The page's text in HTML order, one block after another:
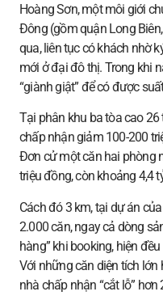
Hoàng Sơn, một môi giới
Đông (gồm quận Long
qua, liên tục có khách nhờ
mới ở đại đô thị. Trong khi
“giành giật” để có được
Tại phân khu ba tòa cao
chấp nhận giảm 100-200
Đơn cử một căn hai phòng
triệu đồng, còn khoảng 4,4
Cách đó 3 km, tại dự án
2.000 căn, ngay cả dòng
hàng” khi booking, hiện
Với những căn diện tích lớn
nhà chấp nhận “cắt lỗ”